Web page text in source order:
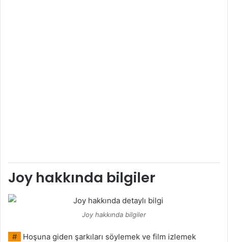
Joy hakkında bilgiler
Joy hakkında bilgiler
#
Hoşuna giden şarkıları söylemek ve film izlemek